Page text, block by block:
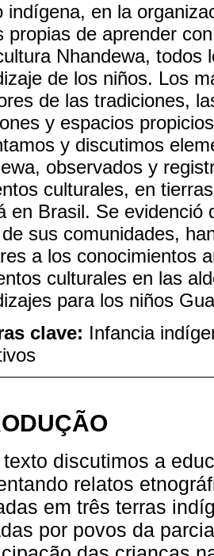
indígena, en la
propias de aprender
Nhandewa, todos
de los niños. Los
de las tradiciones,
y espacios
y discutimos
observados y
culturales, en
en Brasil. Se evidenció
sus comunidades,
a los conocimientos
culturales en las
para los niños
clave: Infancia
texto discutimos a
relatos
em três terras
por povos da